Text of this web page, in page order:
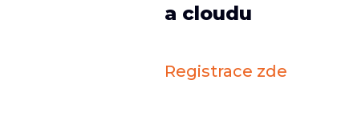
a cloudu
Registrace zde